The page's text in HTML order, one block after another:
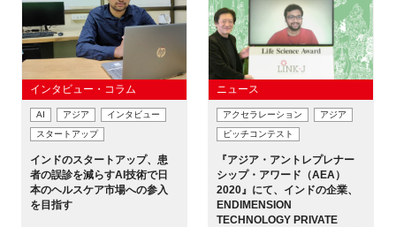
インタビュー・コラム
AI アジア
インタビュー
スタートアップ
インドのスタートアップ、患
者の誤診を減らすAI技術で日
本のヘルスケア市場への参入
を目指す
ニュース
アクセラレーション
アジア
ピッチコンテスト
『アジア・アントレプレナー
シップ・アワード（AEA）
2020』にて、インドの企業、
ENDIMENSION
TECHNOLOGY PRIVATE